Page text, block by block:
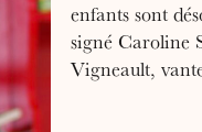
enfants sont
signé Caroline
Vigneault,